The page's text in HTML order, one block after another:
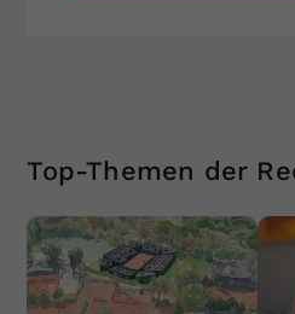
Top-Themen der